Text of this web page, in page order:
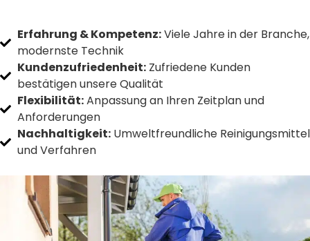
Erfahrung & Kompetenz:Viele Jahre in der Branche,
modernste Technik
Kundenzufriedenheit: Zufriedene Kunden
bestätigen unsere Qualität
Flexibilität:Anpassung an Ihren Zeitplan und
Anforderungen
Nachhaltigkeit: Umweltfreundliche Reinigungsmittel
und Verfahren